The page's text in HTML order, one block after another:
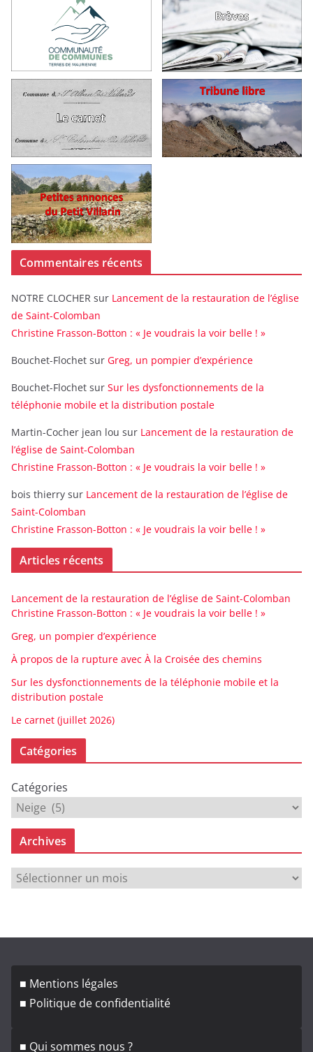
Commentaires récents
NOTRE CLOCHER sur Lancement de la restauration de l’église
de Saint-Colomban
Christine Frasson-Botton : « Je voudrais la voir belle ! »
Bouchet-Flochet sur Greg, un pompier d’expérience
Bouchet-Flochet sur Sur les dysfonctionnements de la
téléphonie mobile et la distribution postale
Martin-Cocher jean lou sur Lancement de la restauration de
l’église de Saint-Colomban
Christine Frasson-Botton : « Je voudrais la voir belle ! »
bois thierry sur Lancement de la restauration de l’église de
Saint-Colomban
Christine Frasson-Botton : « Je voudrais la voir belle ! »
Articles récents
Lancement de la restauration de l’église de Saint-Colomban
Christine Frasson-Botton : « Je voudrais la voir belle ! »
Greg, un pompier d’expérience
À propos de la rupture avec À la Croisée des chemins
Sur les dysfonctionnements de la téléphonie mobile et la
distribution postale
Le carnet (juillet 2026)
Catégories
Catégories
Archives
A
h
■ Mentions légales
■ Politique de confidentialité
■ Qui sommes nous ?